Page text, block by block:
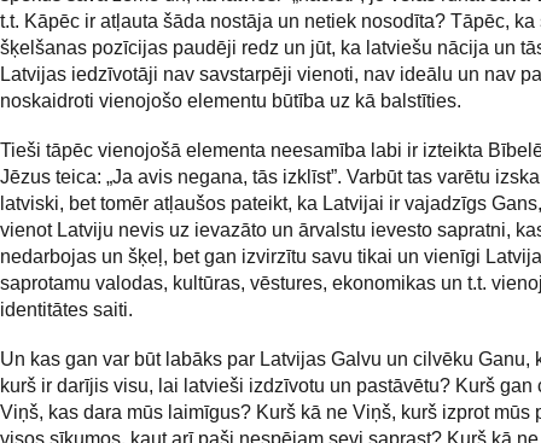
t.t. Kāpēc ir atļauta šāda nostāja un netiek nosodīta? Tāpēc, ka
šķelšanas pozīcijas paudēji redz un jūt, ka latviešu nācija un
Latvijas iedzīvotāji nav savstarpēji vienoti, nav ideālu un nav
noskaidroti vienojošo elementu būtība uz kā balstīties.
Tieši tāpēc vienojošā elementa neesamība labi ir izteikta
Jēzus teica: „Ja avis negana, tās izklīst”. Varbūt tas varētu
latviski, bet tomēr atļaušos pateikt, ka Latvijai ir vajadzīgs
vienot Latviju nevis uz ievazāto un ārvalstu ievesto sapratni,
nedarbojas un šķeļ, bet gan izvirzītu savu tikai un vienīgi
saprotamu valodas, kultūras, vēstures, ekonomikas un t.t.
identitātes saiti.
Un kas gan var būt labāks par Latvijas Galvu un cilvēku Ganu,
kurš ir darījis visu, lai latvieši izdzīvotu un pastāvētu? Kurš gan
Viņš, kas dara mūs laimīgus? Kurš kā ne Viņš, kurš izprot mūs
visos sīkumos, kaut arī paši nespējam sevi saprast? Kurš kā